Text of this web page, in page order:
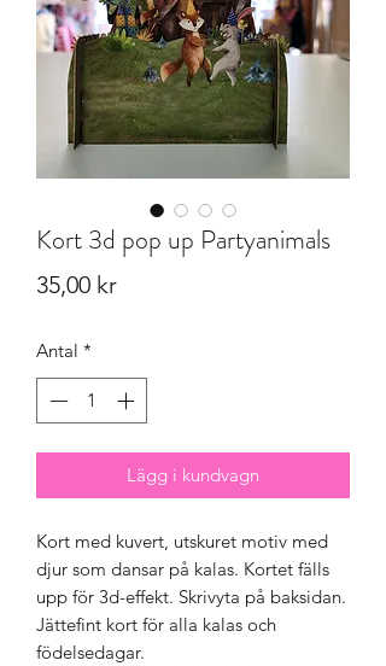
Kort 3d pop up Partyanimals
35,00 krPris
Antal *
Lägg i kundvagn
Kort med kuvert, utskuret motiv med
djur som dansar på kalas. Kortet fälls
upp för 3d-effekt. Skrivyta på baksidan.
Jättefint kort för alla kalas och
födelsedagar.